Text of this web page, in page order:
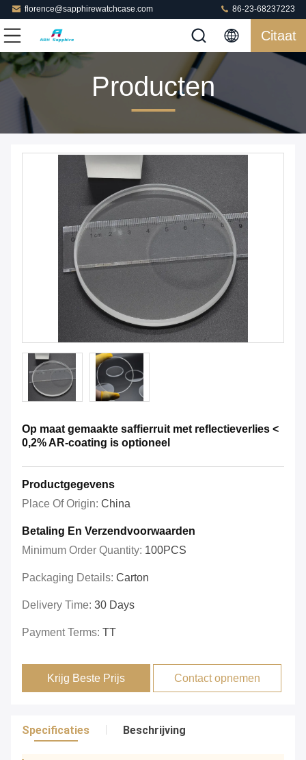
florence@sapphirewatchcase.com 86-23-68237223
Citaat
Producten
Op maat gemaakte saffierruit met reflectieverlies <
0,2% AR-coating is optioneel
Productgegevens
Place Of Origin: China
Betaling En Verzendvoorwaarden
Minimum Order Quantity: 100PCS
Packaging Details: Carton
Delivery Time: 30 Days
Payment Terms: TT
Krijg Beste Prijs Contact opnemen
Specificaties Beschrijving